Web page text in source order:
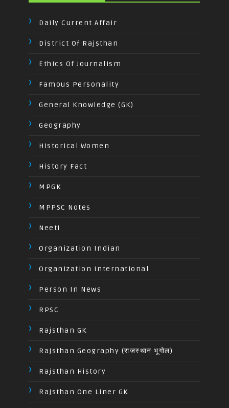
Daily Current Affair
District Of Rajsthan
Ethics Of Journalism
Famous Personality
General Knowledge (GK)
Geography
Historical Women
History Fact
MPGK
MPPSC Notes
Neeti
Organization Indian
Organization International
Person In News
RPSC
Rajsthan GK
Rajsthan Geography (राजस्थान भूगोल)
Rajsthan History
Rajsthan One Liner GK